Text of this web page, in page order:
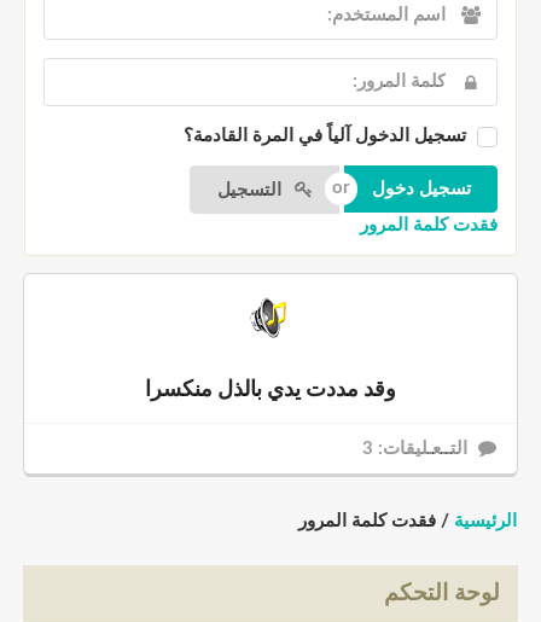
تسجيل الدخول آلياً في المرة القادمة؟
التسجيل
فقدت كلمة المرور
وقد مددت يدي بالذل منكسرا
التــعـليقات: 3
الرئيسية / فقدت كلمة المرور
لوحة التحكم